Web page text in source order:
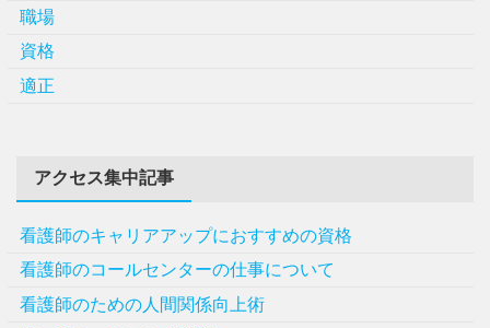
職場
資格
適正
アクセス集中記事
看護師のキャリアアップにおすすめの資格
看護師のコールセンターの仕事について
看護師のための人間関係向上術